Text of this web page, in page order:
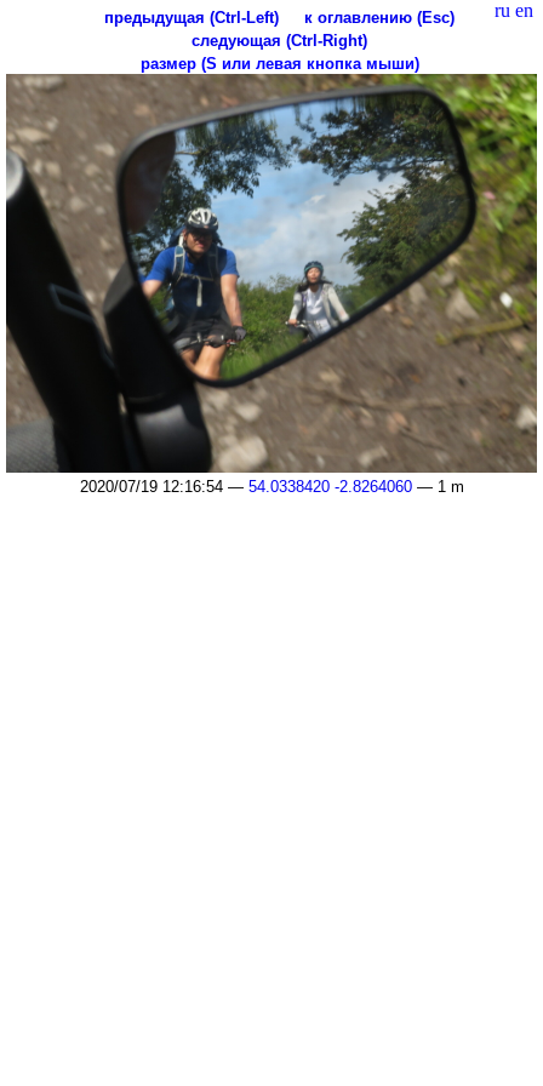
ru en
предыдущая (Ctrl-Left)
к оглавлению (Esc)
следующая (Ctrl-Right)
размер (S или левая кнопка мыши)
2020/07/19 12:16:54 — 54.0338420 -2.8264060— 1 m